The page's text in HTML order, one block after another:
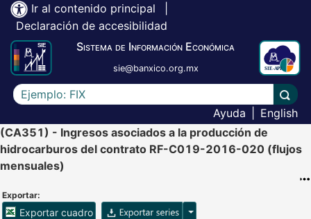
Ir al contenido principal
Declaración de accesibilidad
Sistema de Información Económica
sie@banxico.org.mx
Escriba el texto a buscar
Ayuda
English
(CA351) - Ingresos asociados a la producción de
hidrocarburos del contrato RF-C019-2016-020 (flujos
mensuales)
Exportar:
Exportar cuadro Opciones para exportar